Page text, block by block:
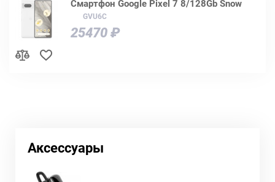
Смартфон Google Pixel 7 8/128Gb Snow
GVU6C
25470 ₽
Аксессуары